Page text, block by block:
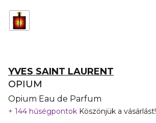
YVES SAINT LAURENT
OPIUM
Opium Eau de Parfum
144 hűségpontok Köszönjük a vásárlást!